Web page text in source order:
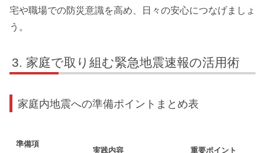
宅や職場での防災意識を高め、日々の安心につなげましょ
う。
家庭で取り組む緊急地震速報の活用術
家庭内地震への準備ポイントまとめ表
準備項
実践内容 重要ポイント